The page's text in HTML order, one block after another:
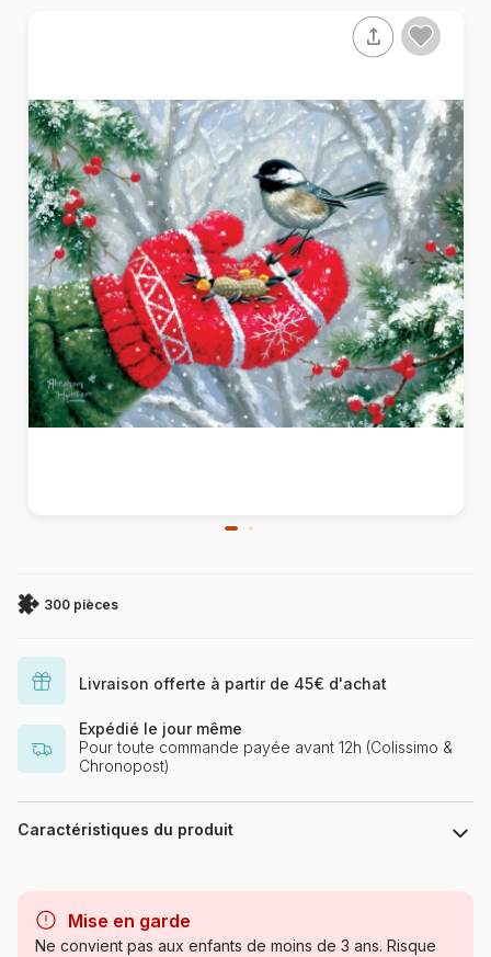
300 pièces
Livraison offerte à partir de 45€ d'achat
Expédié le jour même
Pour toute commande payée avant 12h (Colissimo &
Chronopost)
Caractéristiques du produit
Catégorie Puzzles - Oiseaux
Mise en garde
Ne convient pas aux enfants de moins de 3 ans. Risque